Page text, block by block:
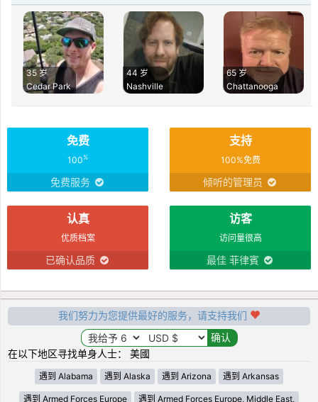
35 岁
Cedar Park
44 岁
Nashville
65 岁
Chattanooga
免费
100%
免费服务
支持
100%免费
倾听的管理员
认真
优质档案
已确认品质
访客
访问量很高
最佳 菲律賓
我们努力为您提供最好的服务，请支持我们
在以下地区寻找单身人士： 美國
遇到 Alabama 遇到 Alaska 遇到 Arizona 遇到 Arkansas
遇到 Armed Forces Europe 遇到 Armed Forces Europe, Middle East,